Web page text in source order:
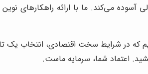
آسوده می‌کند. ما با ارائه راهکارهای
که در شرایط سخت اقتصادی، انتخاب یک
اعتماد شما، سرمایه ماست.